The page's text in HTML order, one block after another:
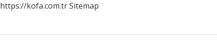
https://kofa.com.trSitemap